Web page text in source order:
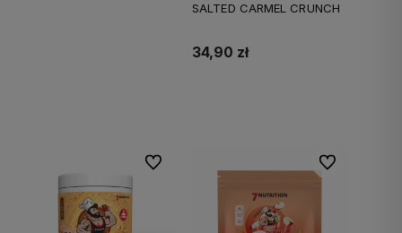
SALTED CARMEL CRUNCH
34,90 zł
Do ulubionych Do ulubionych